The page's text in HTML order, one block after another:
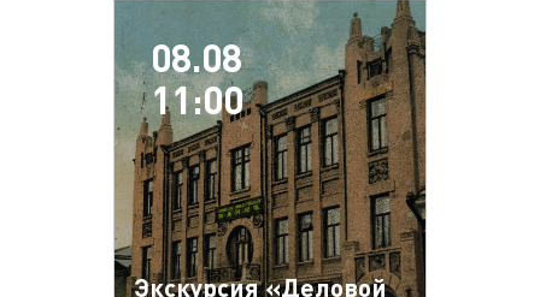
08.08
11:00
Экскурсия «Деловой